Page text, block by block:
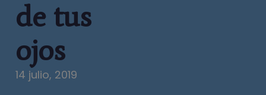
de tus
ojos
14 julio, 2019